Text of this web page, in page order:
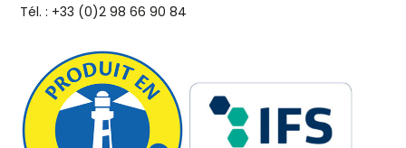
Tél. : +33 (0)2 98 66 90 84